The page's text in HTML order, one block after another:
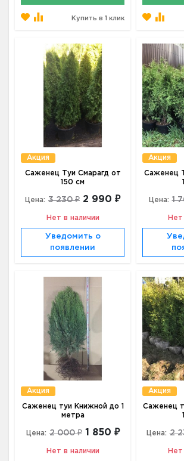
Купить в 1 клик
Акция
Саженец Туи Смарагд от
150 см
Цена: 3 230 ₽ 2 990 ₽
Нет в наличии
Уведомить о
появлении
Акция
Саженец
Цена: 1
Нет
Акция
Саженец туи Книжной до 1
метра
Цена: 2 000 ₽ 1 850 ₽
Нет в наличии
Акция
Саженец
Цена: 2
Нет